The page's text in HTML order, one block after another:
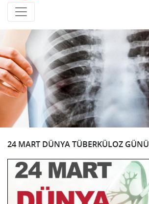
24 MART DÜNYA TÜBERKÜLOZ GÜNÜ